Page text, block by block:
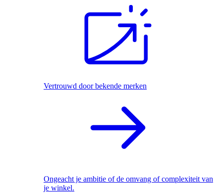
Vertrouwd door bekende merken
Ongeacht je ambitie of de omvang of complexiteit van
je winkel.